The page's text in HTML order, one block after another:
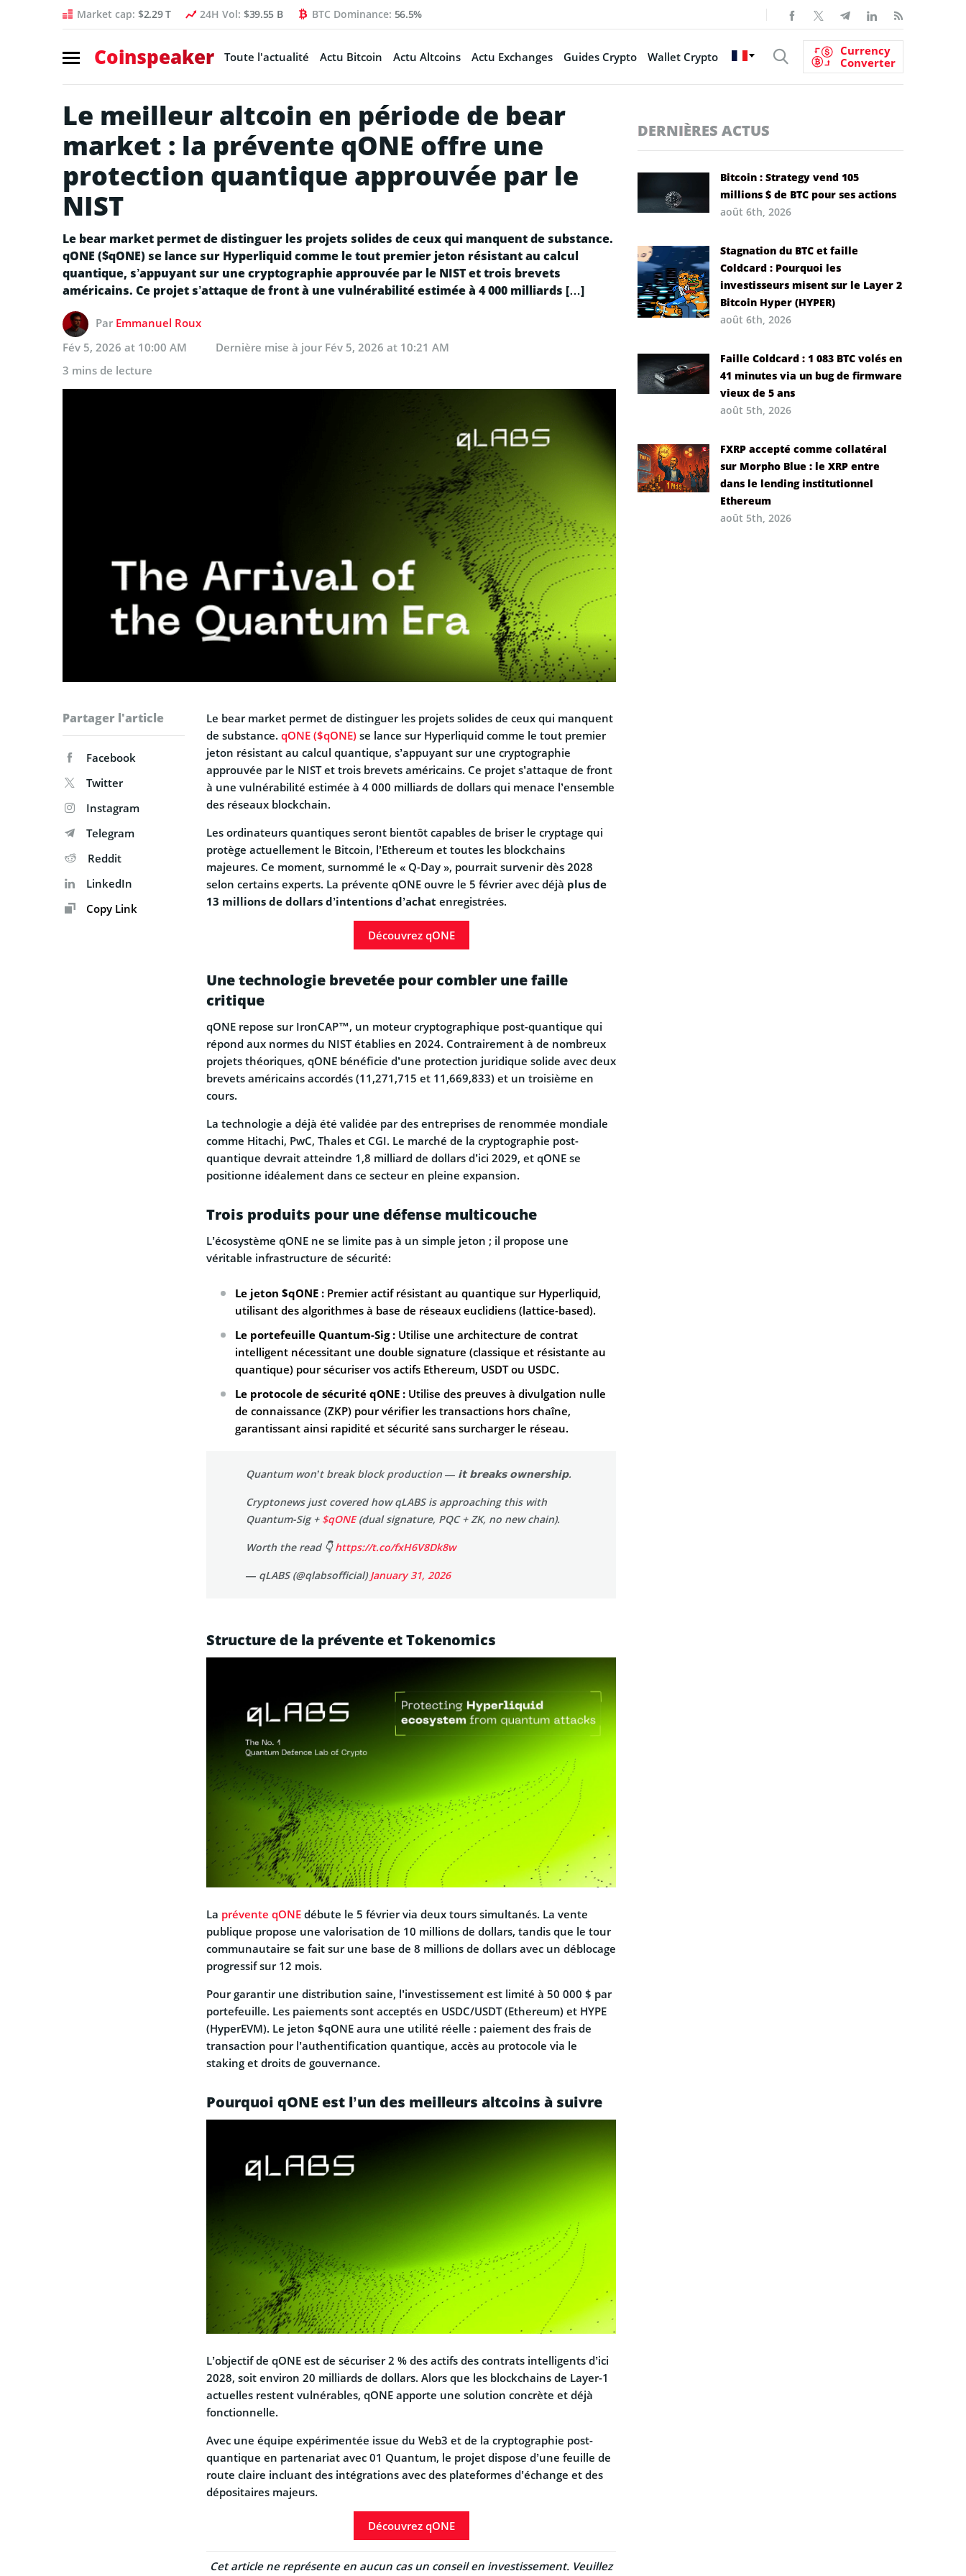
Market cap: $2.29 T 24H Vol: $39.55 B BTC Dominance: 56.5%
Coinspeaker Toute l'actualité Actu Bitcoin Actu Altcoins Actu Exchanges Guides Crypto Wallet Crypto
Currency
Converter
Le meilleur altcoin en période de bear
market : la prévente qONE offre une
protection quantique approuvée par le
NIST
Le bear market permet de distinguer les projets solides de ceux qui manquent de substance.
qONE ($qONE) se lance sur Hyperliquid comme le tout premier jeton résistant au calcul
quantique, s’appuyant sur une cryptographie approuvée par le NIST et trois brevets
américains. Ce projet s’attaque de front à une vulnérabilité estimée à 4 000 milliards […]
Par Emmanuel Roux
Fév 5, 2026 at 10:00 AM
Dernière mise à jour Fév 5, 2026 at 10:21 AM
3 mins de lecture
Partager l'article
Facebook
Twitter
Instagram
Telegram
Reddit
LinkedIn
Copy Link
Le bear market permet de distinguer les projets solides de ceux qui manquent
de substance. qONE ($qONE) se lance sur Hyperliquid comme le tout premier
jeton résistant au calcul quantique, s’appuyant sur une cryptographie
approuvée par le NIST et trois brevets américains. Ce projet s’attaque de front
à une vulnérabilité estimée à 4 000 milliards de dollars qui menace l’ensemble
des réseaux blockchain.
Les ordinateurs quantiques seront bientôt capables de briser le cryptage qui
protège actuellement le Bitcoin, l’Ethereum et toutes les blockchains
majeures. Ce moment, surnommé le « Q-Day », pourrait survenir dès 2028
selon certains experts. La prévente qONE ouvre le 5 février avec déjà plus de
13 millions de dollars d’intentions d’achat enregistrées.
Découvrez qONE
Une technologie brevetée pour combler une faille
critique
qONE repose sur IronCAP™, un moteur cryptographique post-quantique qui
répond aux normes du NIST établies en 2024. Contrairement à de nombreux
projets théoriques, qONE bénéficie d’une protection juridique solide avec deux
brevets américains accordés (11,271,715 et 11,669,833) et un troisième en
cours.
La technologie a déjà été validée par des entreprises de renommée mondiale
comme Hitachi, PwC, Thales et CGI. Le marché de la cryptographie post-
quantique devrait atteindre 1,8 milliard de dollars d’ici 2029, et qONE se
positionne idéalement dans ce secteur en pleine expansion.
Trois produits pour une défense multicouche
L’écosystème qONE ne se limite pas à un simple jeton ; il propose une
véritable infrastructure de sécurité:
Le jeton $qONE : Premier actif résistant au quantique sur Hyperliquid,
utilisant des algorithmes à base de réseaux euclidiens (lattice-based).
Le portefeuille Quantum-Sig : Utilise une architecture de contrat
intelligent nécessitant une double signature (classique et résistante au
quantique) pour sécuriser vos actifs Ethereum, USDT ou USDC.
Le protocole de sécurité qONE : Utilise des preuves à divulgation nulle
de connaissance (ZKP) pour vérifier les transactions hors chaîne,
garantissant ainsi rapidité et sécurité sans surcharger le réseau.
Quantum won’t break block production — 𝗶𝘁 𝗯𝗿𝗲𝗮𝗸𝘀 𝗼𝘄𝗻𝗲𝗿𝘀𝗵𝗶𝗽.
Cryptonews just covered how qLABS is approaching this with
Quantum-Sig + $qONE(dual signature, PQC + ZK, no new chain).
Worth the read 👇https://t.co/fxH6V8Dk8w
— qLABS (@qlabsofficial)January 31, 2026
Structure de la prévente et Tokenomics
La prévente qONE débute le 5 février via deux tours simultanés. La vente
publique propose une valorisation de 10 millions de dollars, tandis que le tour
communautaire se fait sur une base de 8 millions de dollars avec un déblocage
progressif sur 12 mois.
Pour garantir une distribution saine, l’investissement est limité à 50 000 $ par
portefeuille. Les paiements sont acceptés en USDC/USDT (Ethereum) et HYPE
(HyperEVM). Le jeton $qONE aura une utilité réelle : paiement des frais de
transaction pour l’authentification quantique, accès au protocole via le
staking et droits de gouvernance.
Pourquoi qONE est l’un des meilleurs altcoins à suivre
L’objectif de qONE est de sécuriser 2 % des actifs des contrats intelligents d’ici
2028, soit environ 20 milliards de dollars. Alors que les blockchains de Layer-1
actuelles restent vulnérables, qONE apporte une solution concrète et déjà
fonctionnelle.
Avec une équipe expérimentée issue du Web3 et de la cryptographie post-
quantique en partenariat avec 01 Quantum, le projet dispose d’une feuille de
route claire incluant des intégrations avec des plateformes d’échange et des
dépositaires majeurs.
Découvrez qONE
Cet article ne représente en aucun cas un conseil en investissement. Veuillez
DERNIÈRES ACTUS
Bitcoin : Strategy vend 105
millions $ de BTC pour ses actions
août 6th, 2026
Stagnation du BTC et faille
Coldcard : Pourquoi les
investisseurs misent sur le Layer 2
Bitcoin Hyper (HYPER)
août 6th, 2026
Faille Coldcard : 1 083 BTC volés en
41 minutes via un bug de firmware
vieux de 5 ans
août 5th, 2026
FXRP accepté comme collatéral
sur Morpho Blue : le XRP entre
dans le lending institutionnel
Ethereum
août 5th, 2026